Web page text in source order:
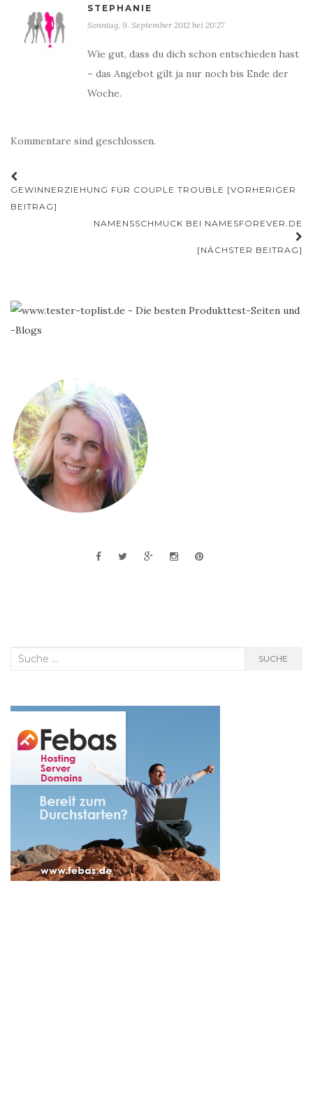
STEPHANIE
Sonntag, 9. September 2012 bei 20:27
Wie gut, dass du dich schon entschieden hast
– das Angebot gilt ja nur noch bis Ende der
Woche.
Kommentare sind geschlossen.
Beitrags-
Navigation
GEWINNERZIEHUNG FÜR COUPLE TROUBLE [VORHERIGER
BEITRAG]
NAMENSSCHMUCK BEI NAMESFOREVER.DE
[NÄCHSTER BEITRAG]
Suche
SUCHE